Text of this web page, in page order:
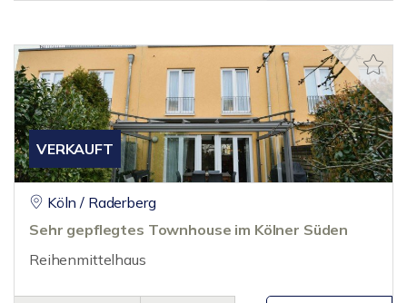
VERKAUFT
Köln / Raderberg
Sehr gepflegtes Townhouse im Kölner Süden
Reihenmittelhaus